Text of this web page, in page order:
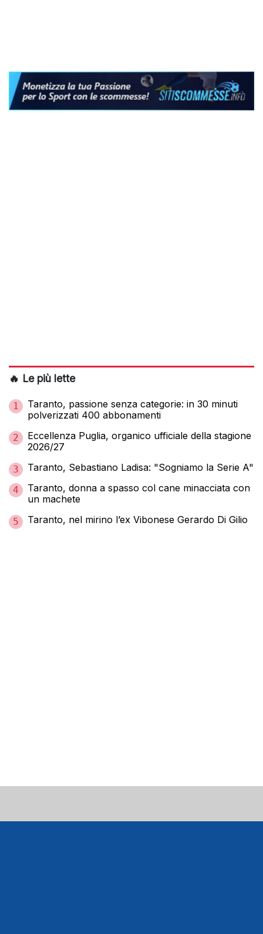
🔥 Le più lette
1
Taranto, passione senza categorie: in 30 minuti
polverizzati 400 abbonamenti
2
Eccellenza Puglia, organico ufficiale della stagione
2026/27
3 Taranto, Sebastiano Ladisa: "Sogniamo la Serie A"
4
Taranto, donna a spasso col cane minacciata con
un machete
5 Taranto, nel mirino l’ex Vibonese Gerardo Di Gilio